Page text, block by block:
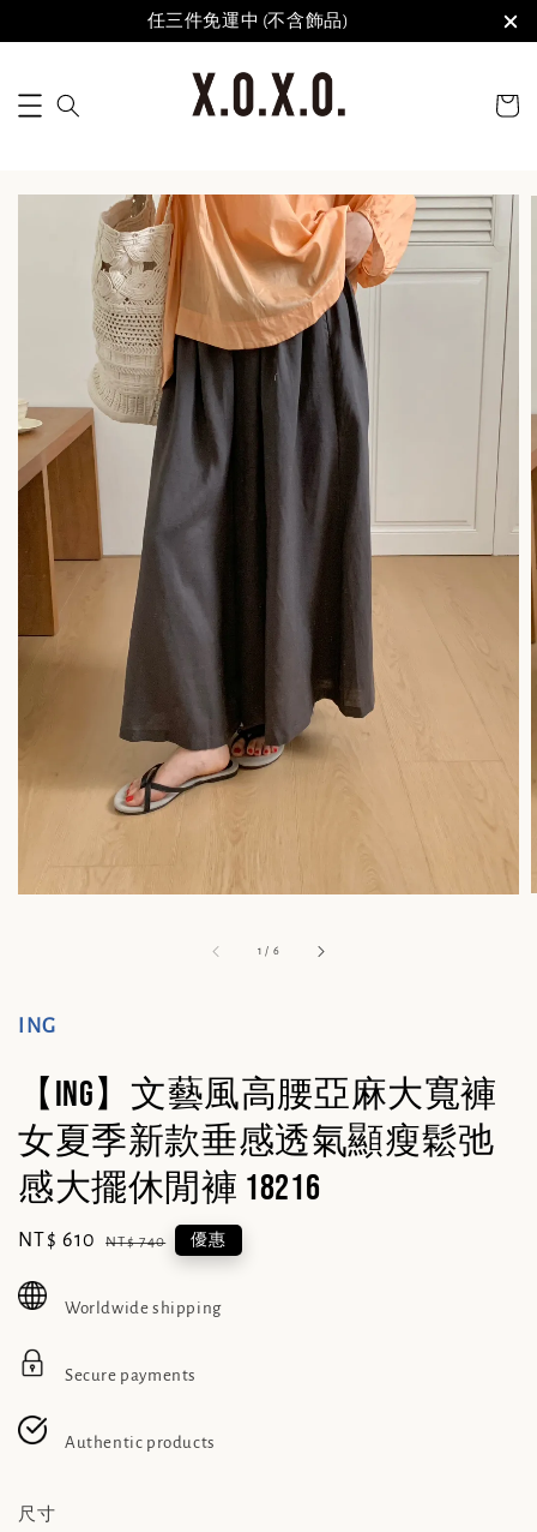
任三件免運中 (不含飾品)
1 / 6
ING
【ING】文藝風高腰亞麻大寬褲
女夏季新款垂感透氣顯瘦鬆弛
感大擺休閒褲 18216
Sale
NT$ 610 Regular
NT$ 740 優惠
Worldwide shipping
Secure payments
Authentic products
尺寸